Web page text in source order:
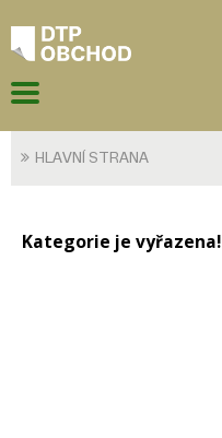
HLAVNÍ STRANA
Kategorie je vyřazena!